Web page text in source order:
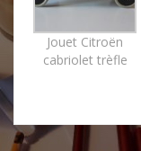
Jouet Citroën
cabriolet trèfle